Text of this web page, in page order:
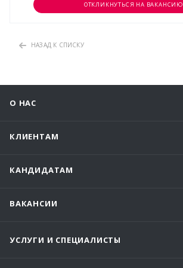
ОТКЛИКНУТЬСЯ НА ВАКАНСИЮ
НАЗАД К СПИСКУ
О НАС
КЛИЕНТАМ
КАНДИДАТАМ
ВАКАНСИИ
УСЛУГИ И СПЕЦИАЛИСТЫ